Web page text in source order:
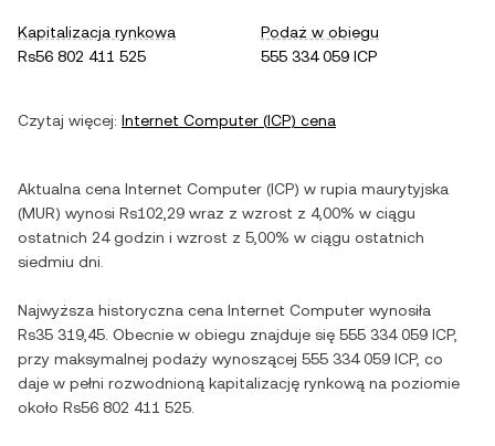
Kapitalizacja rynkowa
Rs56 802 411 525
Podaż w obiegu
555 334 059 ICP
Czytaj więcej: Internet Computer (ICP) cena
Aktualna cena Internet Computer (ICP) w rupia maurytyjska
(MUR) wynosi Rs102,29 wraz z wzrost z 4,00% w ciągu
ostatnich 24 godzin i wzrost z 5,00% w ciągu ostatnich
siedmiu dni.
Najwyższa historyczna cena Internet Computer wynosiła
Rs35 319,45 . Obecnie w obiegu znajduje się 555 334 059 ICP,
przy maksymalnej podaży wynoszącej 555 334 059 ICP, co
daje w pełni rozwodnioną kapitalizację rynkową na poziomie
około Rs56 802 411 525